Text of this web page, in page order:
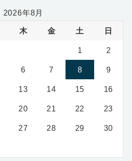
2026年8月
木 金 土 日
1 2
6 7 8 9
13 14 15 16
20 21 22 23
27 28 29 30